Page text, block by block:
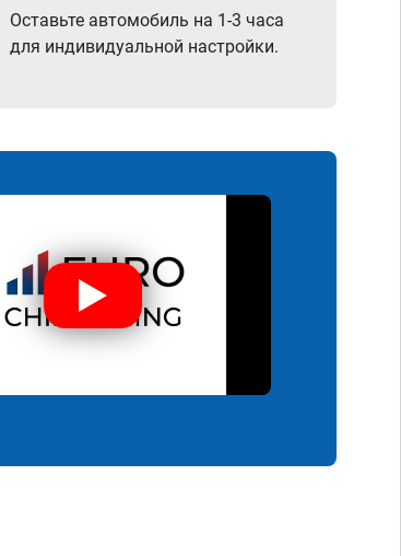
Оставьте автомобиль на 1-3 часа
для индивидуальной настройки.